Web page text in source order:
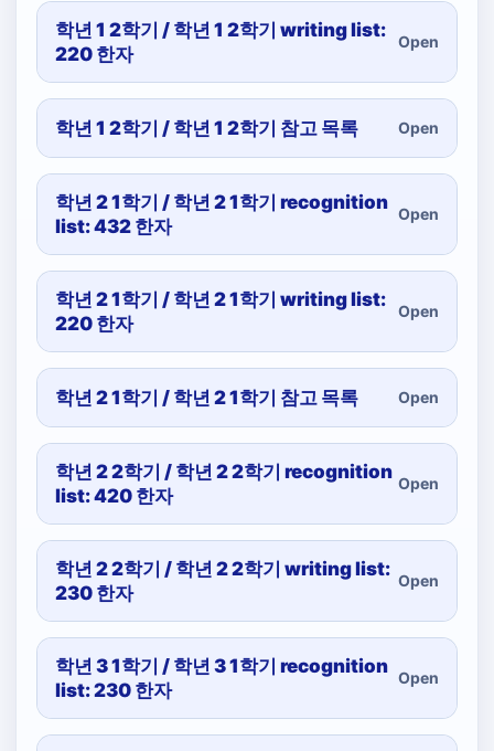
학년 1 2학기 / 학년 1 2학기 writing list:
220 한자
Open
학년 1 2학기 / 학년 1 2학기 참고 목록 Open
학년 2 1학기 / 학년 2 1학기 recognition
list: 432 한자
Open
학년 2 1학기 / 학년 2 1학기 writing list:
220 한자
Open
학년 2 1학기 / 학년 2 1학기 참고 목록 Open
학년 2 2학기 / 학년 2 2학기 recognition
list: 420 한자
Open
학년 2 2학기 / 학년 2 2학기 writing list:
230 한자
Open
학년 3 1학기 / 학년 3 1학기 recognition
list: 230 한자
Open